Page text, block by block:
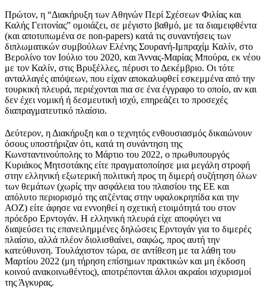
Πρώτον, η “Διακήρυξη των Αθηνών Περί Σχέσεων Φιλίας και
Καλής Γειτονίας” ομοιάζει, σε μέγιστο βαθμό, με τα διαμειφθέντα
(και αποτυπωμένα σε non-papers) κατά τις συναντήσεις των
διπλωματικών συμβούλων Ελένης Σουρανή-Ιμπραχίμ Καλίν, στο
Βερολίνο τον Ιούλιο του 2020, και Άννας-Μαρίας Μπούρα, εκ νέου
με τον Καλίν, στις Βρυξέλλες, πέρυσι το Δεκέμβριο. Οι τότε
ανταλλαγές απόψεων, που είχαν αποκαλυφθεί εσκεμμένα από την
τουρκική πλευρά, περιέχονται πια σε ένα έγγραφο το οποίο, αν και
δεν έχει νομική ή δεσμευτική ισχύ, επηρεάζει το προσεχές
διαπραγματευτικό πλαίσιο.
Δεύτερον, η Διακήρυξη και ο τεχνητός ενθουσιασμός δικαιώνουν
όσους υποστήριζαν ότι, κατά τη συνάντηση της
Κωνσταντινούπολης το Μάρτιο του 2022, ο πρωθυπουργός
Κυριάκος Μητσοτάκης είτε πραγματοποίησε μια μεγάλη στροφή
στην ελληνική εξωτερική πολιτική προς τη διμερή συζήτηση όλων
των θεμάτων (χωρίς την ασφάλεια του πλαισίου της ΕΕ και
απόλυτο περιορισμό της ατζέντας στην υφαλοκρηπίδα και την
ΑΟΖ) είτε άφησε να εννοηθεί η σχετική ετοιμότητά του στον
πρόεδρο Ερντογάν. Η ελληνική πλευρά είχε αποφύγει να
διαψεύσει τις επανειλημμένες δηλώσεις Ερντογάν για το διμερές
πλαίσιο, αλλά πλέον διολισθαίνει, σαφώς, προς αυτή την
κατεύθυνση. Τουλάχιστον τώρα, σε αντίθεση με τα λάθη του
Μαρτίου 2022 (μη τήρηση επίσημων πρακτικών και μη έκδοση
κοινού ανακοινωθέντος), αποτρέπονται άλλοι ακραίοι ισχυρισμοί
της Άγκυρας.